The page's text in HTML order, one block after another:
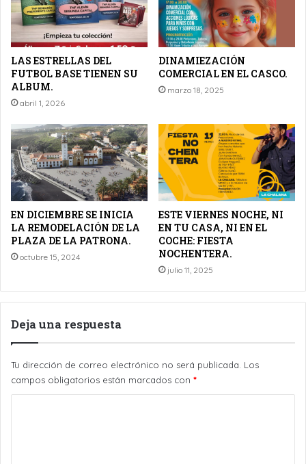
LAS ESTRELLAS DEL
FUTBOL BASE TIENEN SU
ALBUM.
abril 1, 2026
DINAMIEZACIÓN
COMERCIAL EN EL CASCO.
marzo 18, 2025
EN DICIEMBRE SE INICIA
LA REMODELACIÓN DE LA
PLAZA DE LA PATRONA.
octubre 15, 2024
ESTE VIERNES NOCHE, NI
EN TU CASA, NI EN EL
COCHE: FIESTA
NOCHENTERA.
julio 11, 2025
Deja una respuesta
Tu dirección de correo electrónico no será publicada. Los
campos obligatorios están marcados con *